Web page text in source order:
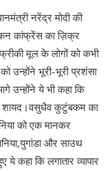
नरेंद्र मोदी की
कांफ्रेंस का ज़िक्र
मूल के लोगों को कभी
उन्होंने भूरी-भूरी प्रशंसा
उन्होंने ये भी कहा कि
शायद।वसुधैव कुटुंबकम का
को एक मानकर
और साउथ
कहा कि लगातार व्यापार